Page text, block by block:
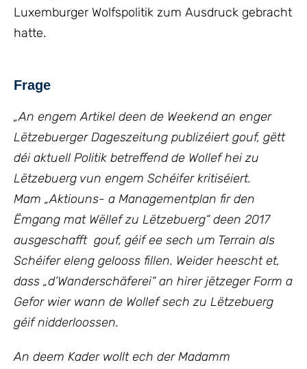
Luxemburger Wolfspolitik zum Ausdruck gebracht
hatte.
Frage
„An engem Artikel deen de Weekend an enger
Lëtzebuerger Dageszeitung publizéiert gouf, gëtt
déi aktuell Politik betreffend de Wollef hei zu
Lëtzebuerg vun engem Schéifer kritiséiert.
Mam „Aktiouns- a Managementplan fir den
Ëmgang mat Wëllef zu Lëtzebuerg“ deen 2017
ausgeschafft gouf, géif ee sech um Terrain als
Schéifer eleng gelooss fillen. Weider heescht et,
dass „d’Wanderschäferei“ an hirer jëtzeger Form a
Gefor wier wann de Wollef sech zu Lëtzebuerg
géif nidderloossen.
An deem Kader wollt ech der Madamm